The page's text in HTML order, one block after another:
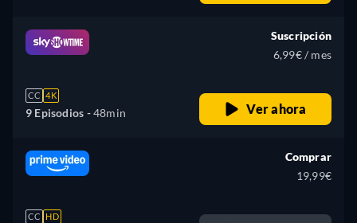
CC 4K
9 Episodios -48min
Suscripción
6,99€ / mes
Ver ahora
CC HD
Comprar
19,99€